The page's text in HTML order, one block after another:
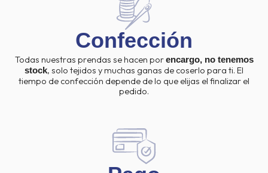
Confección
Todas nuestras prendas se hacen porencargo, no tenemos
stock, solo tejidos y muchas ganas de coserlo para ti. El
tiempo de confección depende de lo que elijas el finalizar el
pedido.